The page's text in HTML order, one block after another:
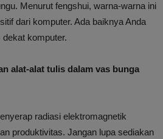
Menurut fengshui, warna-warna ini
dari komputer. Ada baiknya Anda
komputer.
alat-alat tulis dalam vas bunga
radiasi elektromagnetik
produktivitas. Jangan lupa sediakan